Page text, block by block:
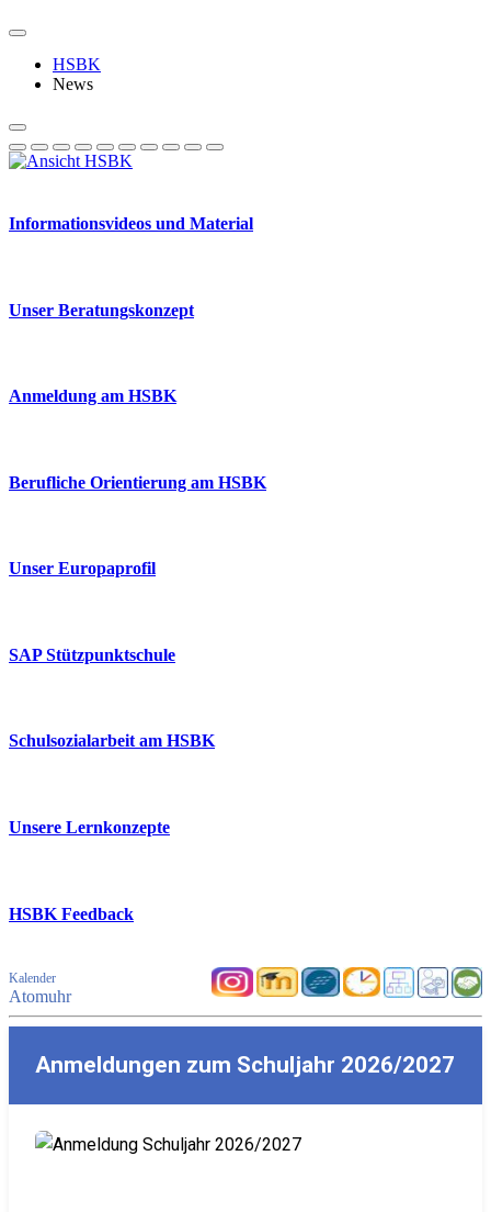
HSBK
News
Informationsvideos und Material
Unser Beratungskonzept
Anmeldung am HSBK
Berufliche Orientierung am HSBK
Unser Europaprofil
SAP Stützpunktschule
Schulsozialarbeit am HSBK
Unsere Lernkonzepte
HSBK Feedback
Kalender
Atomuhr
Anmeldungen zum Schuljahr 2026/2027